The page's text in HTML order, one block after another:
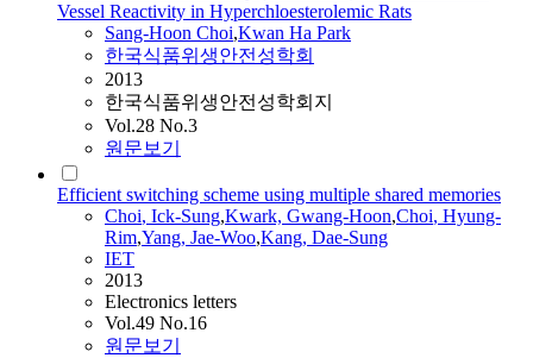
Vessel Reactivity in Hyperchloesterolemic Rats
Sang-Hoon Choi,Kwan Ha Park
한국식품위생안전성학회
2013
한국식품위생안전성학회지
Vol.28 No.3
원문보기
Efficient switching scheme using multiple shared memories
Choi, Ick-Sung,Kwark, Gwang-Hoon,Choi, Hyung-
Rim,Yang, Jae-Woo,Kang, Dae-Sung
IET
2013
Electronics letters
Vol.49 No.16
원문보기